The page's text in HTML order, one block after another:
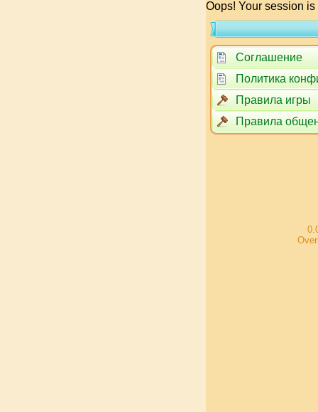
Oops! Your session
Соглашение
Политика
Правила игры
Правила